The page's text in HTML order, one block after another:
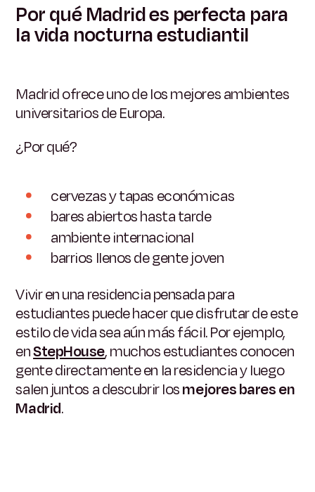
Por qué Madrid es perfecta para
la vida nocturna estudiantil
Madrid ofrece uno de los mejores ambientes
universitarios de Europa.
¿Por qué?
cervezas y tapas económicas
bares abiertos hasta tarde
ambiente internacional
barrios llenos de gente joven
Vivir en una residencia pensada para
estudiantes puede hacer que disfrutar de este
estilo de vida sea aún más fácil. Por ejemplo,
enStepHouse, muchos estudiantes conocen
gente directamente en la residencia y luego
salen juntos a descubrir losmejores bares en
Madrid.